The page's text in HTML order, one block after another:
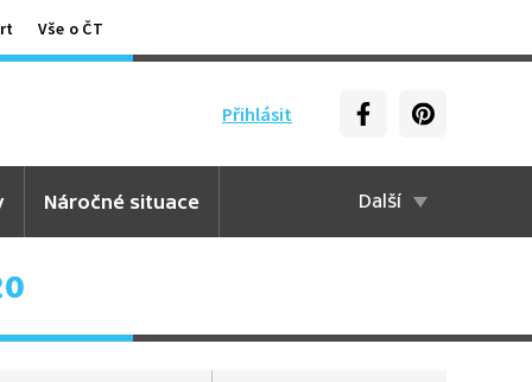
Vše o ČT
Přihlásit
Náročné situace Další